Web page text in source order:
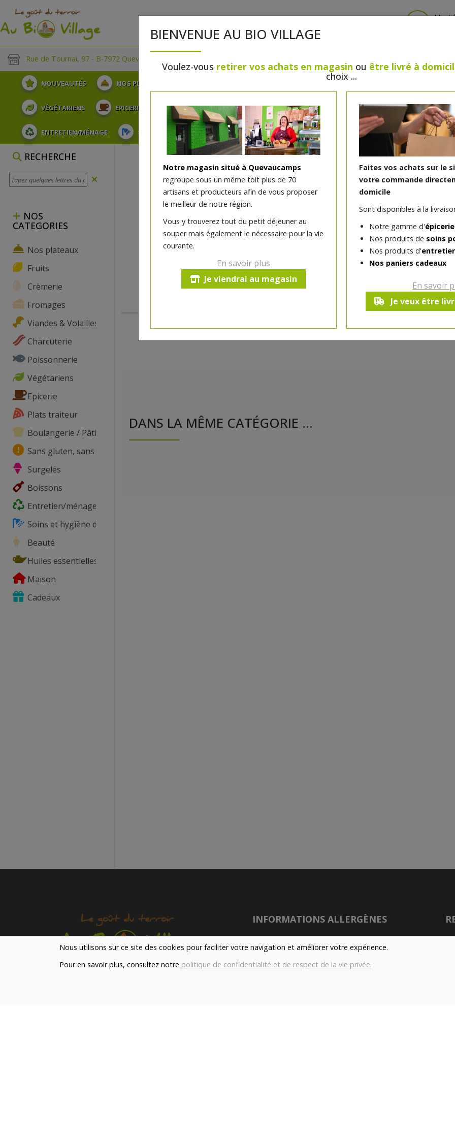
Nous utilisons sur ce site des cookies pour faciliter votre navigation et améliorer votre expérience.
Pour en savoir plus, consultez notre politique de confidentialité et de respect de la vie privée.
Rue de Tournai, 97 - B-7972 Quevaucamps
NOUVEAUTÉS NOS PLATEAUX
VÉGÉTARIENS EPICERIE PLATS TRAITEUR BOULANGERIE / PÂTISSERIE SANS GLUTEN, SANS
ENTRETIEN/MÉNAGE SOINS ET HYGIÈNE DU CORPS BEAUTÉ HUILES ESSENTIELLES MAISON
RECHERCHE
NOS
CATEGORIES
Nos plateaux
Fruits
Crèmerie
Fromages
Viandes & Volailles
Charcuterie
Poissonnerie
Végétariens
Epicerie
Plats traiteur
Boulangerie / Pâtisserie
Sans gluten, sans lactose, ...
Surgelés
Boissons
Entretien/ménage
Soins et hygiène du corps
Beauté
Huiles essentielles
Maison
Cadeaux
BIENVENUE AU BIO VILLAGE
Voulez-vous retirer vos achats en magasin ou être livré à
choix ...
Notre magasin situé à Quevaucamps
regroupe sous un même toit plus de 70
artisans et producteurs afin de vous proposer
le meilleur de notre région.
Vous y trouverez tout du petit déjeuner au
souper mais également le nécessaire pour la vie
courante.
En savoir plus
Je viendrai au magasin
Faites vos achats sur le
votre commande
domicile
Sont disponibles à la
Notre gamme d'
Nos produits de soins
Nos produits d'
Nos paniers cadeaux
En savoir
Je veux être
Filet de canard farci au
Gibecq +/- 1.500 kg
Ce produit est indisponible pour le
DANS LA MÊME CATÉGORIE ...
Notre magasin situé à Quevaucamps réunit sous son
INFORMATIONS ALLERGÈNES
Tous nos produits sont susceptibles de contenir
amples informations sur ceux-ci, vous pouvez